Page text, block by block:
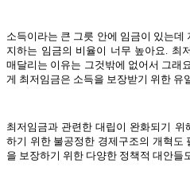
소득이라는 큰 그릇 안에 임금이 있는
지하는 임금의 비율이 너무 높아요. 최
매달리는 이유는 그것밖에 없어서 그래
게 최저임금은 소득을 보장받기 위한 유
최저임금과 관련한 대립이 완화되기 위
하기 위한 불공정한 경제구조의 개혁도
을 보장하기 위한 다양한 정책적 대안들